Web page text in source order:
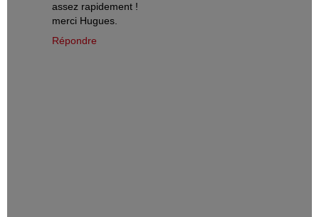
assez rapidement !
merci Hugues.
Répondre